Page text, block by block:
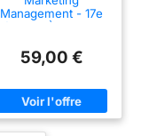
Management - 17e
édition: À jour sur
responsabilité
sociétale de
59,00 €